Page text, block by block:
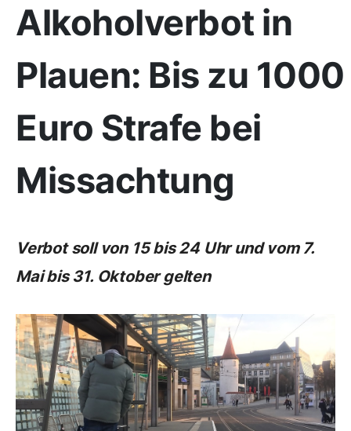
Alkoholverbot in
Plauen: Bis zu 1000
Euro Strafe bei
Missachtung
Verbot soll von 15 bis 24 Uhr und vom 7.
Mai bis 31. Oktober gelten